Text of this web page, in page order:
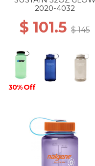
GREEN / BLACK
2020-4032
$ 101.5 $ 145
30% Off